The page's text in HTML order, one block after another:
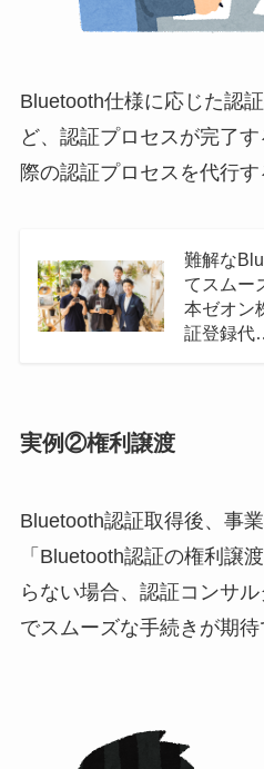
Bluetooth仕様に応じた認
ど、認証プロセスが完了
際の認証プロセスを代行す
難解な
てスムー
本ゼオン
証登録代
実例②権利譲渡
Bluetooth認証取得後、事
「Bluetooth認証の権利譲
らない場合、認証コンサ
でスムーズな手続きが期待